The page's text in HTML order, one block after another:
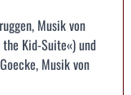
Musik von
Kid-Suite«) und
Musik von